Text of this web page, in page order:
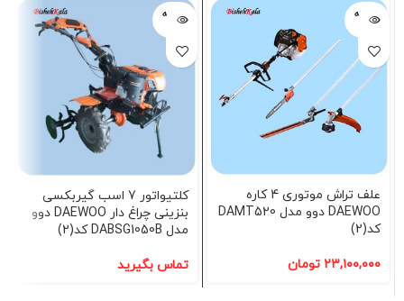
فروخته
شده
علف تراش موتوری 4 کاره
DAEWOO دوو مدل DAMT520
کد(2)
۲۳,۱۰۰,۰۰۰ تومان
فروخته
شده
کلتیواتور 7 اسب گیربکسی
بنزینی چراغ دار DAEWOO دوو
مدل DABSG1050B کد(2)
تماس بگیرید